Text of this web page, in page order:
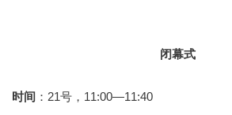
闭幕式
时间 ：21号，11:00—11:40